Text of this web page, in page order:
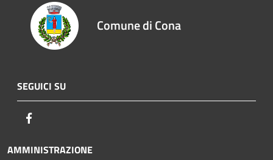
Comune di Cona
SEGUICI SU
AMMINISTRAZIONE